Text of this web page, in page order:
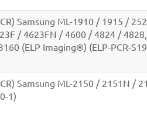
Samsung ML-1910 / 1915 /
/ 4623FN / 4600 / 4824 /
(ELP Imaging®) (ELP-PCR-
Samsung ML-2150 / 2151N /
1)